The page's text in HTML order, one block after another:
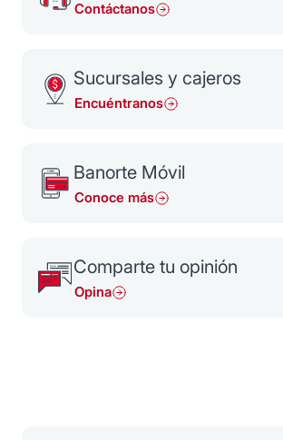
Contáctanos
Sucursales y cajeros
Encuéntranos
Banorte Móvil
Conoce más
Comparte tu opinión
Opina